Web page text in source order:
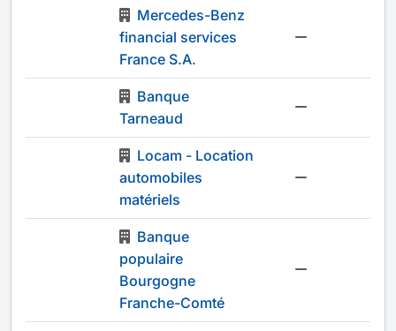
Mercedes-Benz
financial services
France S.A.
Banque
Tarneaud
Locam - Location
automobiles
matériels
Banque
populaire
Bourgogne
Franche-Comté